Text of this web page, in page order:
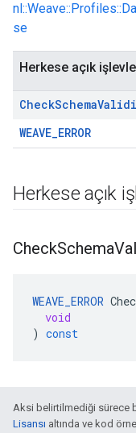
se
Herkese açık
CheckSchema
WEAVE_ERROR
Herkese açık
CheckSchema
WEAVE_ERROR
void
) const
Aksi belirtilmediği sürece
Lisansı altında ve kod